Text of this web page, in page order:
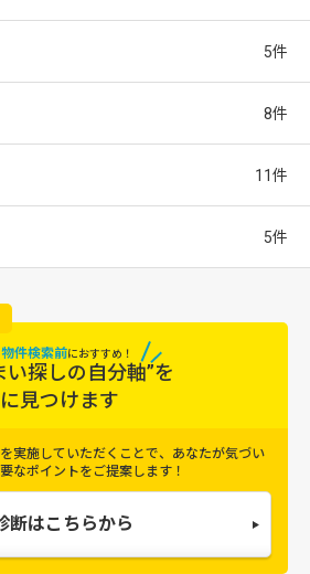
物件検索前におすすめ！
い探しの自分軸”を
見つけます
実施していただくことで、 あなたが気づい
なポイントをご提案します！
断はこちらから